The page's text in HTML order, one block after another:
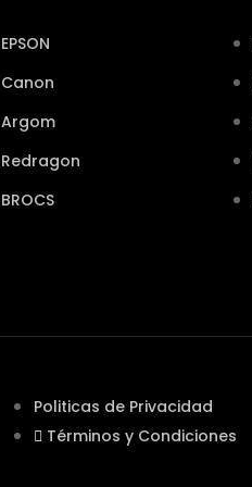
EPSON
Canon
Argom
Redragon
BROCS
Politicas de Privacidad
Términos y Condiciones